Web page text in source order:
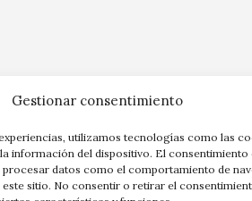
Gestionar consentimiento
utilizamos tecnologías como las
información del dispositivo. El consentimiento
datos como el comportamiento de
sitio. No consentir o retirar el